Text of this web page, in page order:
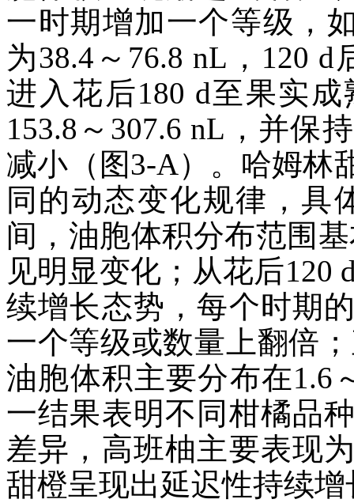
一时期增加一个等级，
为38.4～76.8 nL，120
进入花后180 d至果实
153.8～307.6 nL，并保
减小（图3-A）。哈姆林
同的动态变化规律，具
间，油胞体积分布范围
见明显变化；从花后120
续增长态势，每个时期
一个等级或数量上翻倍
油胞体积主要分布在1.6
一结果表明不同柑橘品
差异，高班柚主要表现
甜橙呈现出延迟性持续